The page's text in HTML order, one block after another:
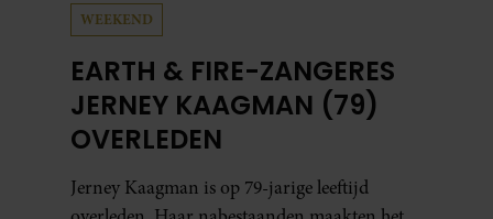
WEEKEND
EARTH & FIRE-ZANGERES
JERNEY KAAGMAN (79)
OVERLEDEN
Jerney Kaagman is op 79-jarige leeftijd